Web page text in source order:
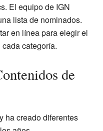
El equipo de IGN
lista de nominados.
en línea para elegir el
categoría.
de
ha creado diferentes